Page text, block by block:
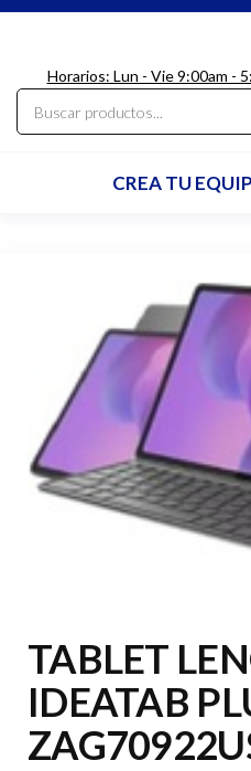
Saltar
contenido
LdcComputer
Horarios: Lun - Vie 9:00am -
CREA TU
TABLET
IDEATAB